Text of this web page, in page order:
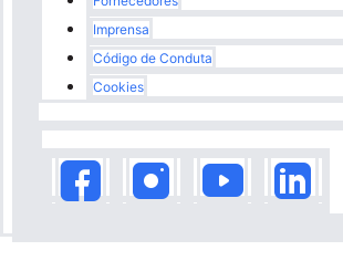
Imprensa
Código de Conduta
Cookies